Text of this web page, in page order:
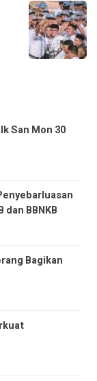
San Mon 30
BBNKB
Bagikan